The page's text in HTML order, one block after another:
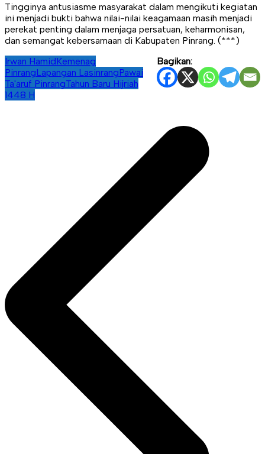
Tingginya antusiasme masyarakat dalam mengikuti kegiatan
ini menjadi bukti bahwa nilai-nilai keagamaan masih menjadi
perekat penting dalam menjaga persatuan, keharmonisan,
dan semangat kebersamaan di Kabupaten Pinrang. (***)
Bagikan:
Irwan HamidKemenag
PinrangLapangan LasinrangPawai
Ta'aruf PinrangTahun Baru Hijriah
1448 H